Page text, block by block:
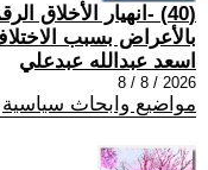
(40) -انهيار الأخلاق
بالأعراض بسبب
اسعد عبدالله عبدعلي
2026 / 8 / 8
مواضيع وابحاث سياسية